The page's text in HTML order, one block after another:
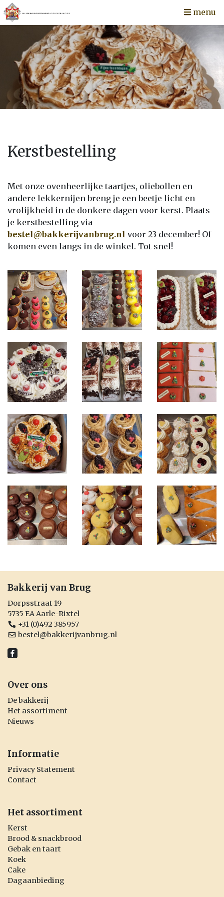
menu
Kerstbestelling
Met onze ovenheerlijke taartjes, oliebollen en
andere lekkernijen breng je een beetje licht en
vrolijkheid in de donkere dagen voor kerst. Plaats
je kerstbestelling via
bestel@bakkerijvanbrug.nl voor 23 december! Of
komen even langs in de winkel. Tot snel!
Bakkerij van Brug
Dorpsstraat 19
5735 EA Aarle-Rixtel
+31 (0)492 385957
bestel@bakkerijvanbrug.nl
Over ons
De bakkerij
Het assortiment
Nieuws
Informatie
Privacy Statement
Contact
Het assortiment
Kerst
Brood & snackbrood
Gebak en taart
Koek
Cake
Dagaanbieding